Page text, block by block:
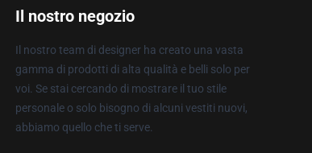
Il nostro negozio
Il nostro team di designer ha creato una vasta
gamma di prodotti di alta qualità e belli solo per
voi. Se stai cercando di mostrare il tuo stile
personale o solo bisogno di alcuni vestiti nuovi,
abbiamo quello che ti serve.